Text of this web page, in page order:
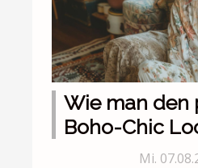
Wie man den
Boho-Chic
Anlass stylt
Mi.